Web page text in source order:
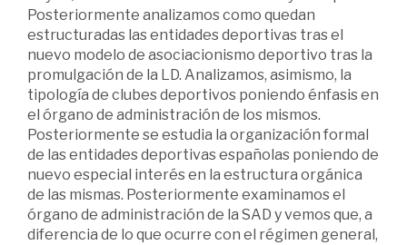
Posteriormente analizamos como quedan
estructuradas las entidades deportivas tras el
nuevo modelo de asociacionismo deportivo tras la
promulgación de la LD. Analizamos, asimismo, la
tipología de clubes deportivos poniendo énfasis en
el órgano de administración de los mismos.
Posteriormente se estudia la organización formal
de las entidades deportivas españolas poniendo de
nuevo especial interés en la estructura orgánica
de las mismas. Posteriormente examinamos el
órgano de administración de la SAD y vemos que, a
diferencia de lo que ocurre con el régimen general,